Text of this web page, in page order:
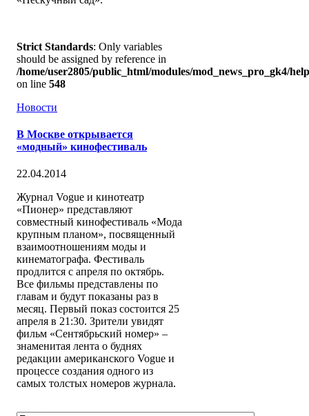
Strict Standards: Only variables
should be assigned by reference in
/home/user2805/public_html/modules/mod_news_pro_gk4/
on line 548
Новости
В Москве открывается
«модный» кинофестиваль
22.04.2014
Журнал Vogue и кинотеатр
«Пионер» представляют
совместный кинофестиваль «Мода
крупным планом», посвященный
взаимоотношениям моды и
кинематографа. Фестиваль
продлится с апреля по октябрь.
Все фильмы представлены по
главам и будут показаны раз в
месяц. Первый показ состоится 25
апреля в 21:30. Зрители увидят
фильм «Сентябрьский номер» –
знаменитая лента о буднях
редакции американского Vogue и
процессе создания одного из
самых толстых номеров журнала.